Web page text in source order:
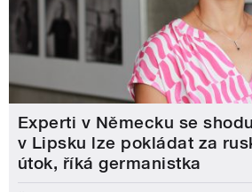
Experti v Německu se
v Lipsku lze pokládat za
útok, říká germanistka